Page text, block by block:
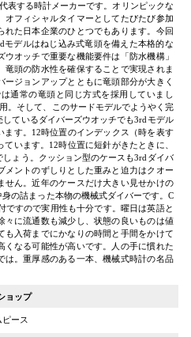
表する時計メーカーです。オリンピックな
オフィシャルタイマーとしてたびたび参加
れた日本企業のひとつでもあります。今回
モデルはねじ込み式竜頭を備えた本格的な
オッチで重要な機能要件は「防水機構」
頭の防水性を確保することで実現されま
ジョンアップとともに竜頭部分が大きく
通常の竜頭と同じ方式を採用していまし
。そして、このサードモデルでようやく完
ているダイバーズウオッチでも3rdモデル
ます。12時位置のインデックス（時を表す
います。12時位置に短針がきたときに、
ょう。クッション型のケースも3rdダイバ
メントのずしりとした重みと迫力はクオー
せん。近年のケースだけ大きい見せかけの
の詰まった本物の機械式ダイバーです。C
ですので実用性も十分です。曜日は英語と
々に流通数も減少し、状態の良いものは値
も入荷までにかなりの時間と手間をかけて
くなる可能性が高いです。人の手に慣れた
は。重厚感のある一本、機械式時計の名品
ョップ
ース